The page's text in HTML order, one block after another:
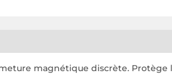
magnétique discrète. Protège